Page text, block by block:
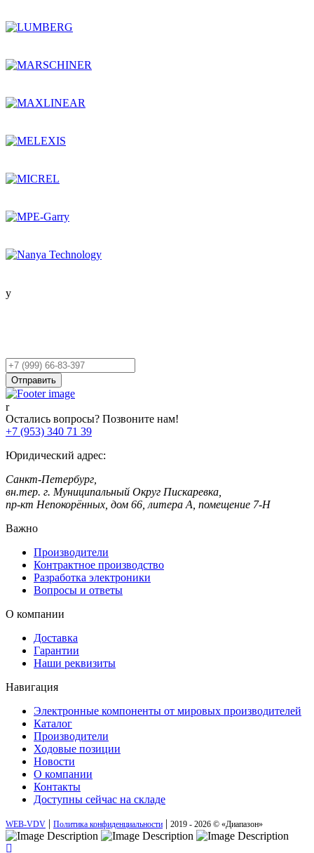
Ваш
телефон
Отправить
Остались вопросы? Позвоните нам!
+7 (953) 340 71 39
Юридический адрес:
Санкт-Петербург,
вн.тер. г. Муниципальный Округ Пискаревка,
пр-кт Непокорённых, дом 66, литера А, помещение 7-Н
Важно
Производители
Контрактное производство
Разработка электроники
Вопросы и ответы
О компании
Доставка
Гарантии
Наши реквизиты
Навигация
Электронные компоненты от мировых производителей
Каталог
Производители
Ходовые позиции
Новости
О компании
Контакты
Доступны сейчас на складе
WEB-VDV | Политика конфиденциальности | 2019 - 2026 © «Диапазон»